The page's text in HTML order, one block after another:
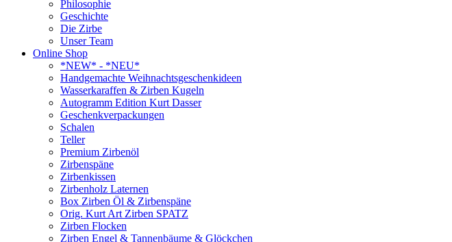
Philosophie
Geschichte
Die Zirbe
Unser Team
Online Shop
*NEW* - *NEU*
Handgemachte Weihnachtsgeschenkideen
Wasserkaraffen & Zirben Kugeln
Autogramm Edition Kurt Dasser
Geschenkverpackungen
Schalen
Teller
Premium Zirbenöl
Zirbenspäne
Zirbenkissen
Zirbenholz Laternen
Box Zirben Öl & Zirbenspäne
Orig. Kurt Art Zirben SPATZ
Zirben Flocken
Zirben Engel & Tannenbäume & Glöckchen